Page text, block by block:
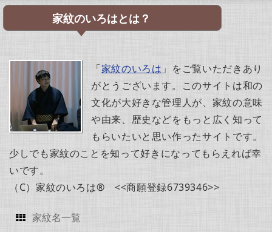
家紋のいろはとは？
「家紋のいろは」をご覧いただきあり
がとうございます。このサイトは和の
文化が大好きな管理人が、家紋の意味
や由来、歴史などをもっと広く知って
もらいたいと思い作ったサイトです。
少しでも家紋のことを知って好きになってもらえれば幸
いです。
（C）家紋のいろは® <<商願登録6739346>>
家紋名一覧